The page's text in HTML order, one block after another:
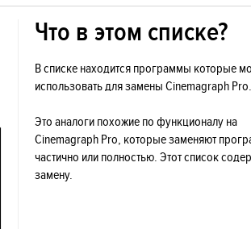
Что в этом списке?
В списке находится программы которые
использовать для замены Cinemagraph Pro.
Это аналоги похожие по функционалу на
Cinemagraph Pro, которые заменяют
частично или полностью. Этот список
замену.